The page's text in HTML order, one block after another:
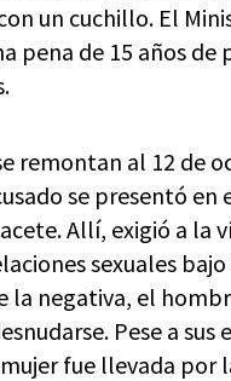
un cuchillo. El
pena de 15 años de
remontan al 12 de
se presentó en
Allí, exigió a la
sexuales
la negativa, el
Pese a sus
fue llevada por